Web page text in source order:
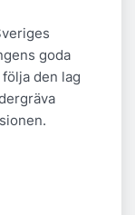
goda
den lag